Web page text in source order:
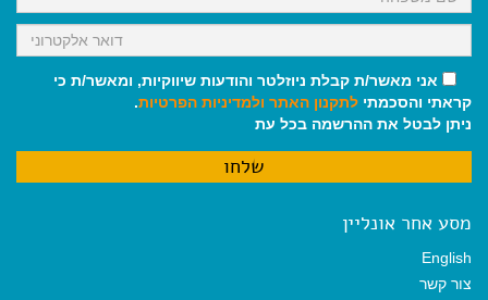
אני מאשר/ת קבלת ניוזלטר והודעות שיווקיות, ומאשר/ת כי
קראתי והסכמתי לתקנון האתר ולמדיניות הפרטיות.
ניתן לבטל את ההרשמה בכל עת
מסע אחר אונליין
English
צור קשר